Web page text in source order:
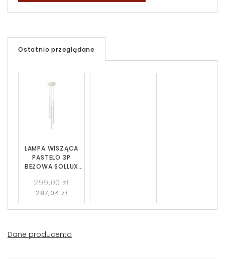
Ostatnio przeglądane
LAMPA WISZĄCA
PASTELO 3P
BEŻOWA SOLLUX
299,00 zł
287,04 zł
Dane producenta